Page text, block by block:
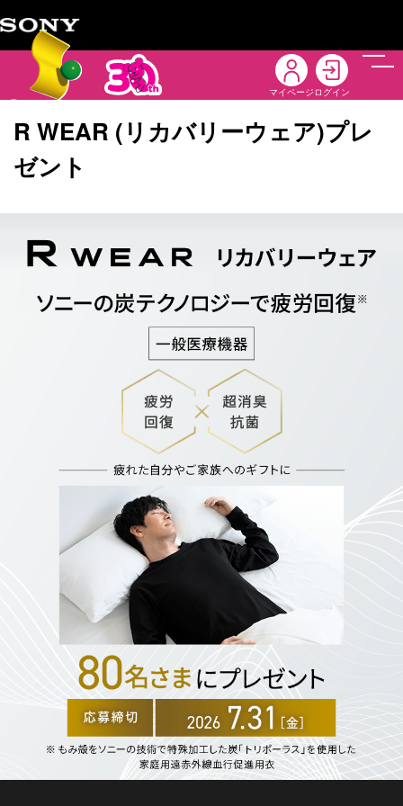
マイページ ログイン
メニ
R WEAR (リカバリーウェア)プレ
ゼント